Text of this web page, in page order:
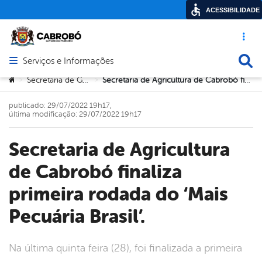
Acesso
Abrir menu principal de navegação
Serviços e Informações
Você está aqui:
> Secretaria de Governo > Secretaria de Agricultura de Cabrobó finaliza primeira rodada do ‘Mais Pecuária Brasil’.
Secretaria de Agricultura
de Cabrobó finaliza
primeira rodada do ‘Mais
Pecuária Brasil’.
Na última quinta feira (28), foi finalizada a primeira
publicado: 29/07/2022 19h17,
última modificação: 29/07/2022 19h17
ACESSIBILIDADE